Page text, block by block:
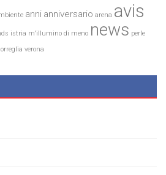
anni anniversario arena avis
istria m'illumino di meno news perle
verona